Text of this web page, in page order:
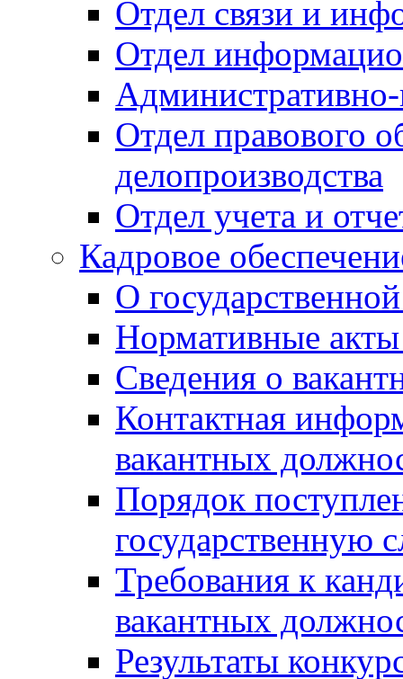
Отдел связи и
Отдел
Отдел правового
делопроизводства
Отдел учета и
Кадровое
О
Нормативные акты
Сведения о
Контактная
вакантных
Порядок
государственную
Требования к
вакантных
Результаты